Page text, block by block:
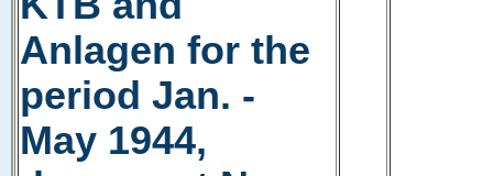
Anlagen for the
period Jan. -
May 1944,